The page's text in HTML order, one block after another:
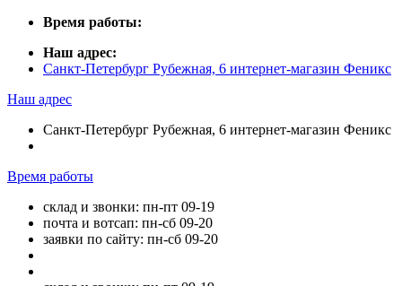
Время работы:
Наш адрес:
Санкт-Петербург Рубежная, 6 интернет-магазин Феникс
Наш адрес
Санкт-Петербург Рубежная, 6 интернет-магазин Феникс
Время работы
склад и звонки: пн-пт 09-19
почта и вотсап: пн-сб 09-20
заявки по сайту: пн-сб 09-20